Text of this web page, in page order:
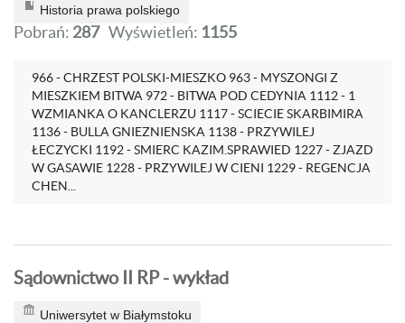
Historia prawa polskiego
Pobrań: 287 Wyświetleń: 1155
966 - CHRZEST POLSKI-MIESZKO 963 - MYSZONGI Z
MIESZKIEM BITWA 972 - BITWA POD CEDYNIA 1112 - 1
WZMIANKA O KANCLERZU 1117 - SCIECIE SKARBIMIRA
1136 - BULLA GNIEZNIENSKA 1138 - PRZYWILEJ
ŁECZYCKI 1192 - SMIERC KAZIM.SPRAWIED 1227 - ZJAZD
W GASAWIE 1228 - PRZYWILEJ W CIENI 1229 - REGENCJA
CHEN...
Sądownictwo II RP - wykład
Uniwersytet w Białymstoku